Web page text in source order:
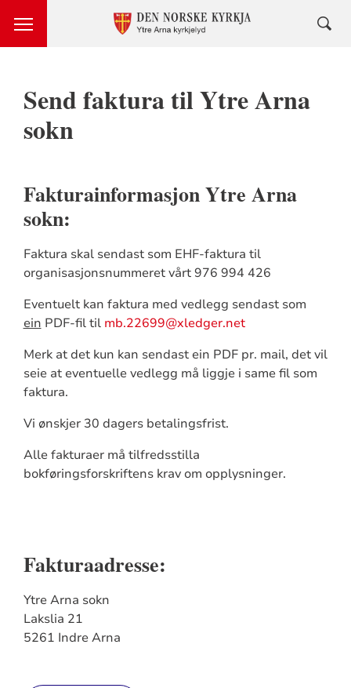
Send faktura til Ytre Arna
sokn
Fakturainformasjon Ytre Arna
sokn:
Faktura skal sendast som EHF-faktura til
organisasjonsnummeret vårt 976 994 426
Eventuelt kan faktura med vedlegg sendast som
ein PDF-fil til mb.22699@xledger.net
Merk at det kun kan sendast ein PDF pr. mail, det vil
seie at eventuelle vedlegg må liggje i same fil som
faktura.
Vi ønskjer 30 dagers betalingsfrist.
Alle fakturaer må tilfredsstilla
bokføringsforskriftens krav om opplysninger.
Fakturaadresse:
Ytre Arna sokn
Lakslia 21
5261 Indre Arna